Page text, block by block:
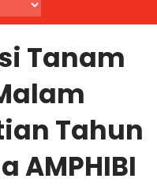
Tanam
Tahun
AMPHIBI